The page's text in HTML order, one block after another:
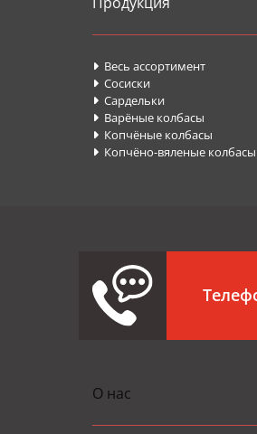
 Весь ассортимент
 Сосиски
 Cардельки
 Варёные колбасы
 Копчёные колбасы
 Копчёно-вяленые колбасы
О нас